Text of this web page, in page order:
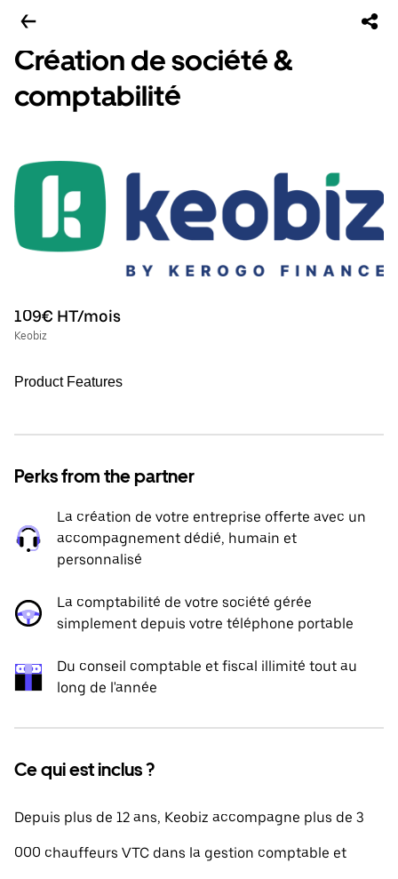
Création de société &
comptabilité
109€ HT/mois
Keobiz
Product Features
Perks from the partner
La création de votre entreprise offerte avec un
accompagnement dédié, humain et
personnalisé
La comptabilité de votre société gérée
simplement depuis votre téléphone portable
Du conseil comptable et fiscal illimité tout au
long de l'année
Ce qui est inclus ?
Depuis plus de 12 ans, Keobiz accompagne plus de 3
000 chauffeurs VTC dans la gestion comptable et